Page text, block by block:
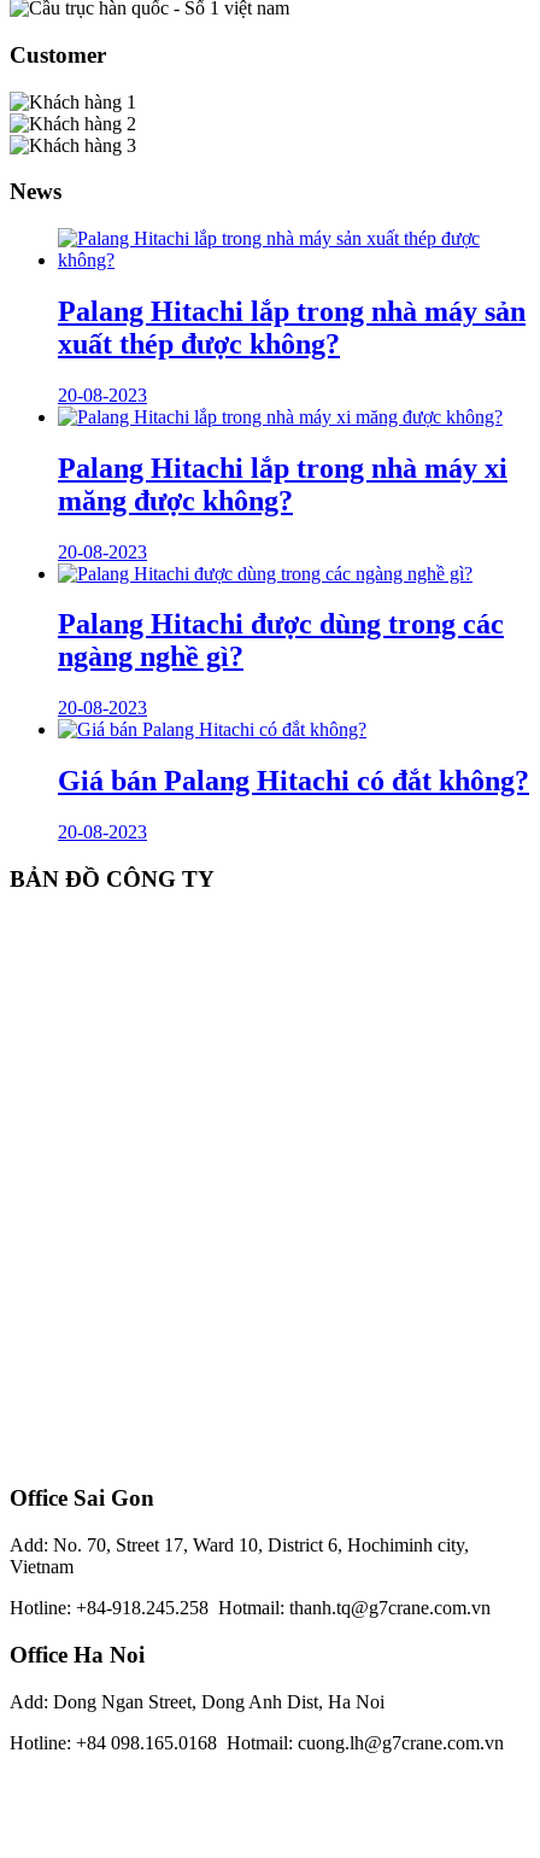
Customer
News
Palang Hitachi lắp trong nhà máy sản
xuất thép được không?
20-08-2023
Palang Hitachi lắp trong nhà máy xi
măng được không?
20-08-2023
Palang Hitachi được dùng trong các
ngàng nghề gì?
20-08-2023
Giá bán Palang Hitachi có đắt không?
20-08-2023
BẢN ĐỒ CÔNG TY
Office Sai Gon
Add: No. 70, Street 17, Ward 10, District 6, Hochiminh city,
Vietnam
Hotline: +84-918.245.258 Hotmail: thanh.tq@g7crane.com.vn
Office Ha Noi
Add: Dong Ngan Street, Dong Anh Dist, Ha Noi
Hotline: +84 098.165.0168 Hotmail: cuong.lh@g7crane.com.vn